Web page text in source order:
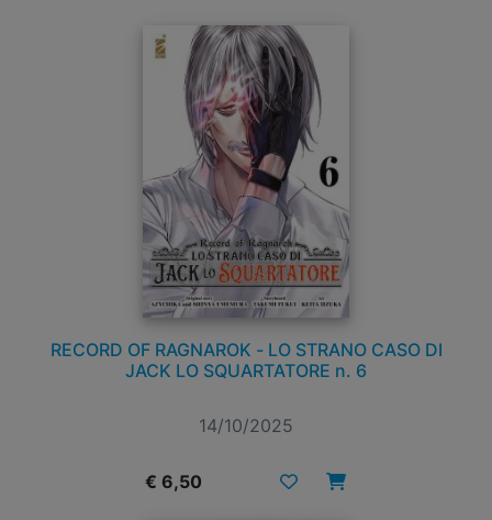
RECORD OF RAGNAROK - LO STRANO CASO DI
JACK LO SQUARTATORE n. 6
14/10/2025
€ 6,50